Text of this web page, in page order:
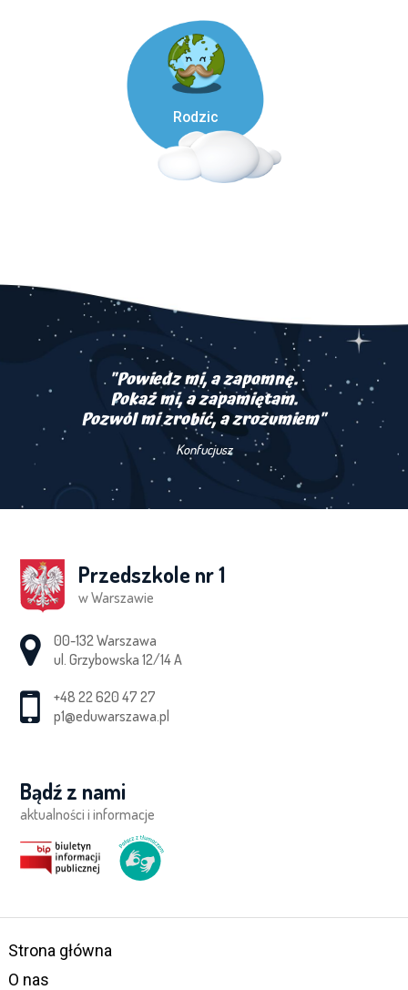
Rodzic
"Powiedz mi, a zapomnę.
Pokaż mi, a zapamiętam.
Pozwól mi zrobić, a zrozumiem"
Konfucjusz
Przedszkole nr 1
w Warszawie
Adres pocztowy:
00-132 Warszawa
ul. Grzybowska 12/14 A
+48 22 620 47 27
p1@eduwarszawa.pl
Bądź z nami
aktualności i informacje
Strona główna
O nas